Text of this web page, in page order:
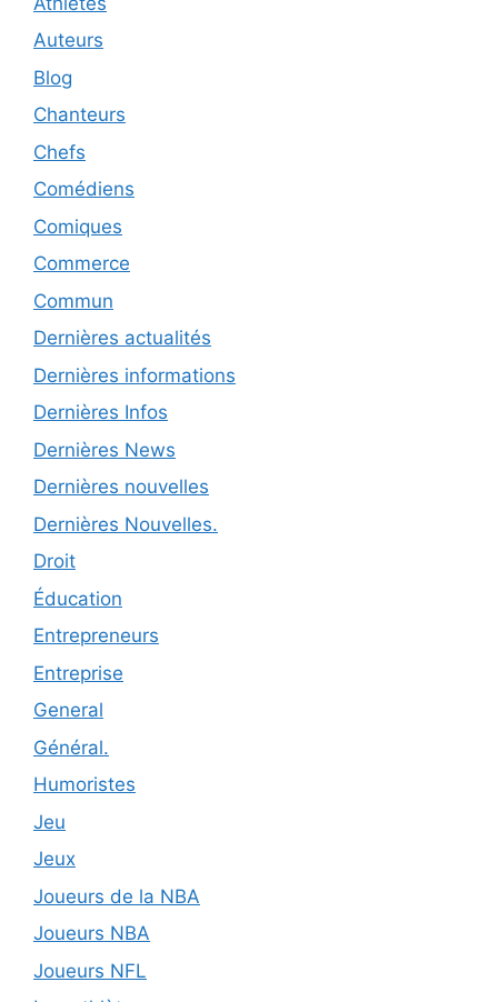
Auteurs
Blog
Chanteurs
Chefs
Comédiens
Comiques
Commerce
Commun
Dernières actualités
Dernières informations
Dernières Infos
Dernières News
Dernières nouvelles
Dernières Nouvelles.
Droit
Éducation
Entrepreneurs
Entreprise
General
Général.
Humoristes
Jeu
Jeux
Joueurs de la NBA
Joueurs NBA
Joueurs NFL